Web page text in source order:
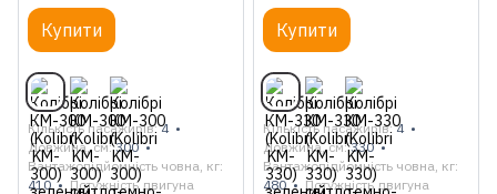
Купити
Кількість пасажирів 4
Довжина, см 300
Вантажопідйомність човна, кг
410
Потужність двигуна
Купити
Кількість пасажирів 4
Довжина, см 330
Вантажопідйомність човна, кг
480
Потужність двигуна